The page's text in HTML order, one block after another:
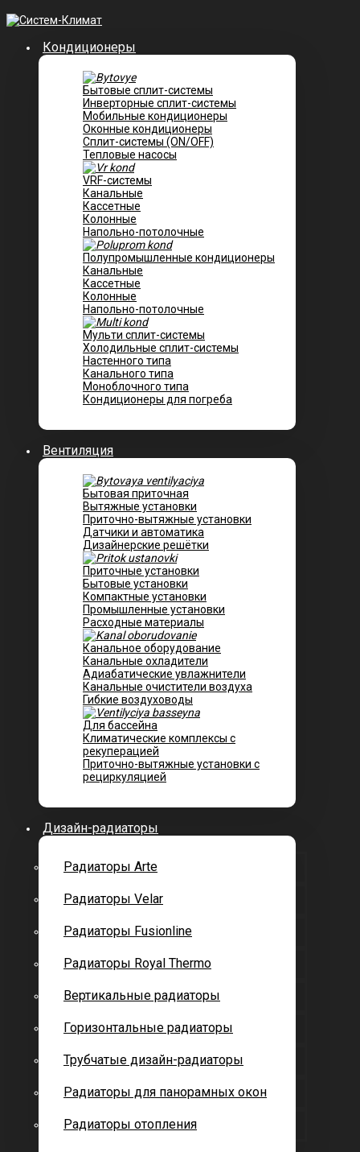
Кондиционеры
Бытовые сплит-системы
Инверторные сплит-системы
Мобильные кондиционеры
Оконные кондиционеры
Сплит-системы (ON/OFF)
Тепловые насосы
VRF-системы
Канальные
Касcетные
Колонные
Напольно-потолочные
Полупромышленные кондиционеры
Канальные
Кассетные
Колонные
Напольно-потолочные
Мульти сплит-системы
Холодильные сплит-системы
Настенного типа
Канального типа
Моноблочного типа
Кондиционеры для погреба
Вентиляция
Бытовая приточная
Вытяжные установки
Приточно-вытяжные установки
Датчики и автоматика
Дизайнерские решётки
Приточные установки
Бытовые установки
Компактные установки
Промышленные установки
Расходные материалы
Канальное оборудование
Канальные охладители
Адиабатические увлажнители
Канальные очистители воздуха
Гибкие воздуховоды
Для бассейна
Климатические комплексы с
рекуперацией
Приточно-вытяжные установки с
рециркуляцией
Дизайн-радиаторы
Радиаторы Arte
Радиаторы Velar
Радиаторы Fusionline
Радиаторы Royal Thermo
Вертикальные радиаторы
Горизонтальные радиаторы
Трубчатые дизайн-радиаторы
Радиаторы для панорамных окон
Радиаторы отопления